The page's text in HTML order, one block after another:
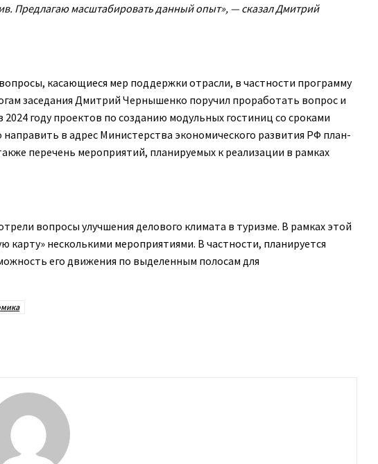
Предлагаю масштабировать данный опыт», — сказал Дмитрий
касающиеся мер поддержки отрасли, в частности программу
заседания Дмитрий Чернышенко поручил проработать вопрос и
году проектов по созданию модульных гостиниц со сроками
в адрес Министерства экономического развития РФ план-
перечень мероприятий, планируемых к реализации в рамках
вопросы улучшения делового климата в туризме. В рамках этой
несколькими мероприятиями. В частности, планируется
его движения по выделенным полосам для